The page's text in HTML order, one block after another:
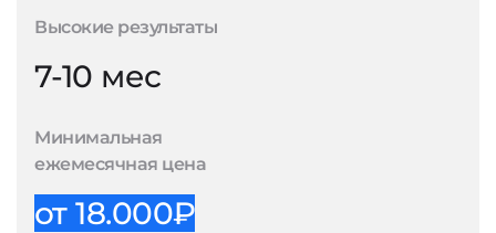
Высокие результаты
7-10 мес
Минимальная
ежемесячная цена
от 18.000₽